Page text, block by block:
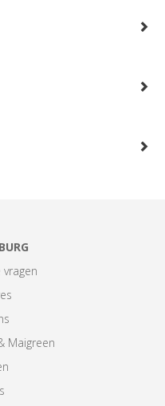
Maigreen